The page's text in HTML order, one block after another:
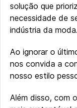
solução que
necessidade de
indústria da moda.
Ao ignorar o
nos convida a
nosso estilo
Além disso, com